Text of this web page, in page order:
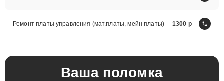
Ремонт платы управления (мат.платы, мейн платы) 1300
Ваша поломка